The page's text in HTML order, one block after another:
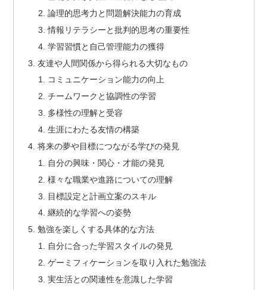
論理的思考力と問題解決能力の育成
情報リテラシーと批判的思考の重要性
学習習慣と自己管理能力の獲得
友達や人間関係から得られる大切なもの
コミュニケーション能力の向上
チームワークと協調性の学習
多様性の理解と受容
生涯にわたる友情の構築
将来の夢や目標につながる学びの発見
自分の興味・関心・才能の発見
様々な職業や進路についての理解
目標設定と計画立案のスキル
継続的な学習への姿勢
勉強を楽しくする具体的な方法
自分に合った学習スタイルの発見
ゲーミフィケーションを取り入れた勉強法
実生活との関連性を意識した学習